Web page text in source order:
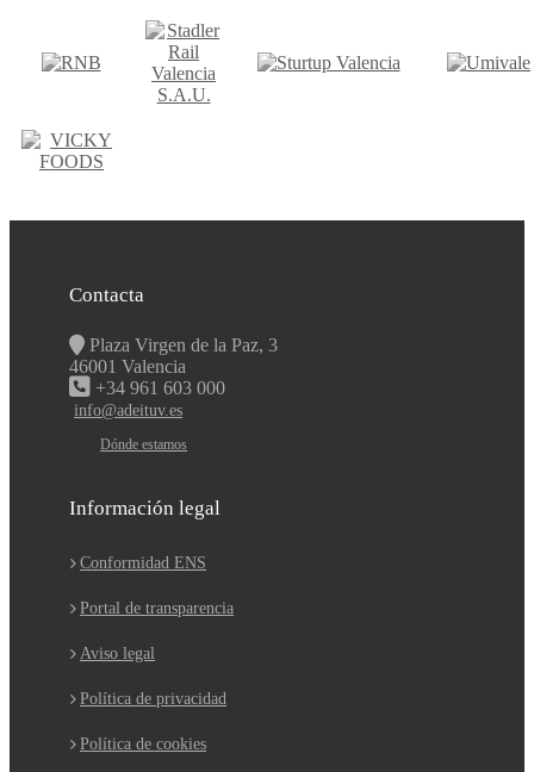
Contacta
Plaza Virgen de la Paz, 3
46001 Valencia
+34 961 603 000
info@adeituv.es
Dónde estamos
Información legal
Conformidad ENS
Portal de transparencia
Aviso legal
Política de privacidad
Política de cookies